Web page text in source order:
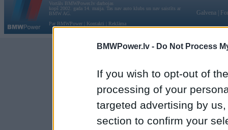
BMWPower.lv - Do Not Process
If you wish to opt-out of
processing of your
targeted advertising by
section to confirm your
Vortāls BMWPower.lv darbojas
kopš 2002. gada 14. maija. Tas nav auto klubs un nav saistīts ar
BMW AG.
Par BMWPower
Kontakti Reklāma
Galvena